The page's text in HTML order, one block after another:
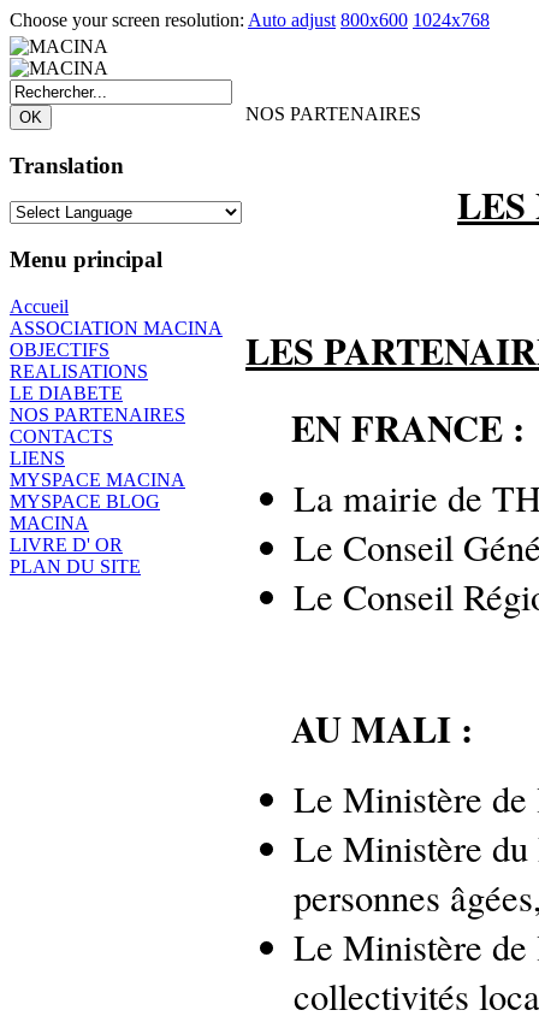
Choose your screen resolution: Auto adjust 800x600 1024x768
Translation
Menu principal
Accueil
ASSOCIATION MACINA
OBJECTIFS
REALISATIONS
LE DIABETE
NOS PARTENAIRES
CONTACTS
LIENS
MYSPACE MACINA
MYSPACE BLOG
MACINA
LIVRE D' OR
PLAN DU SITE
NOS PARTENAIRES
LES
LES
EN FRANCE :
La mairie de
Le Conseil
Le Conseil
AU MALI :
Le Ministère de
Le Ministère du
personnes
Le Ministère
collectivités